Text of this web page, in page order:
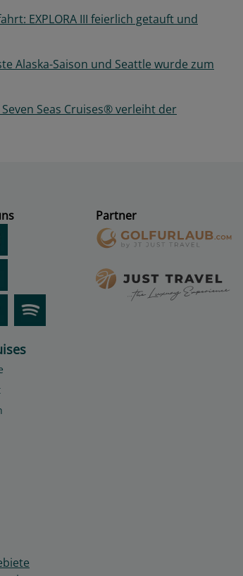
EXPLORA III feierlich getauft und
Alaska-Saison und Seattle wurde zum
Seas Cruises® verleiht der
Partner